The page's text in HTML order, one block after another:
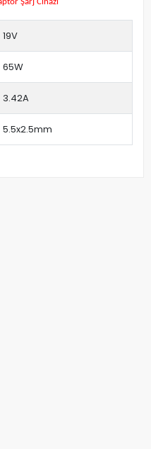
Şarj Cihazı
19V
65W
3.42A
5.5x2.5mm